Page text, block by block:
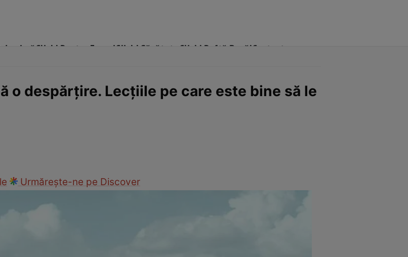
viațăClick! Pentru FemeiClick! Sănătate Click! Poftă Bună!Contact
o despărţire. Lecţiile pe care este bine să le
Urmărește-ne pe Discover